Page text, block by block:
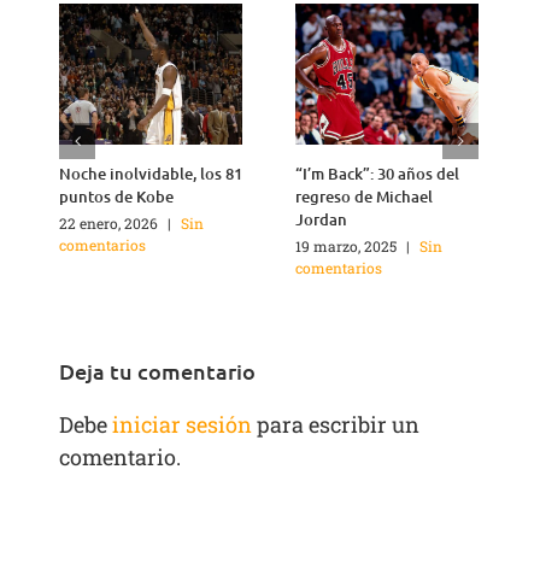
Noche inolvidable, los 81
puntos de Kobe
22 enero, 2026 | Sin
comentarios
“I’m Back”: 30 años del
regreso de Michael
Jordan
19 marzo, 2025 | Sin
comentarios
Deja tu comentario
Debeiniciar sesiónpara escribir un
comentario.